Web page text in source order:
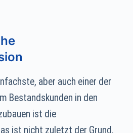
aber auch einer der
Bestandskunden in den
ist die
ist nicht zuletzt der Grund,